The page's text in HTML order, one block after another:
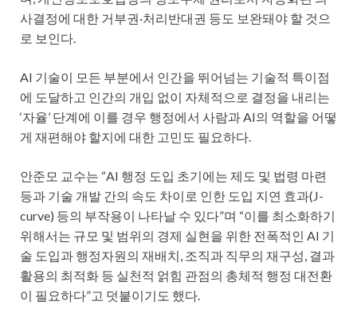
사결정에 대한 거부권·처리반대권 등도 보완돼야 할 것으
로 보인다.
AI 기술이 모든 부분에서 인간을 뛰어넘는 기술적 특이점
에 도달하고 인간의 개입 없이 자체적으로 결정을 내리는
‘자율’ 단계에 이를 경우 행정에서 사람과 AI의 역할을 어떻
게 재편해야 할지에 대한 고민도 필요하다.
안준모 교수는 “AI 행정 도입 초기에는 제도 및 법령 마련
등과 기술 개발 간의 속도 차이로 인한 도입 지연 효과(J-
curve) 등의 부작용이 나타날 수 있다”며 “이를 최소화하기
위해서는 규모 및 범위의 경제 실현을 위한 전폭적인 AI 기
술 도입과 행정자원의 재배치, 조직과 직무의 재구성, 결과
활용의 최적화 등 실천적 얽힘 관점의 총체적 행정 대전환
이 필요하다”고 덧붙이기도 했다.